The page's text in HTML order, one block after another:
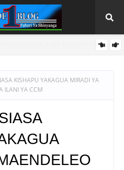
KISHAPU YAKAGUA MIRADI YA
ILANI YA CCM